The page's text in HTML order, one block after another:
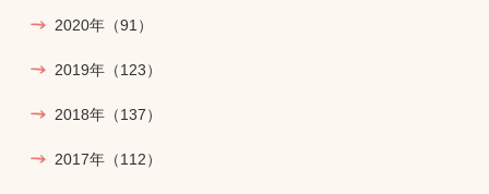
2020年 （91）
2019年 （123）
2018年 （137）
2017年 （112）